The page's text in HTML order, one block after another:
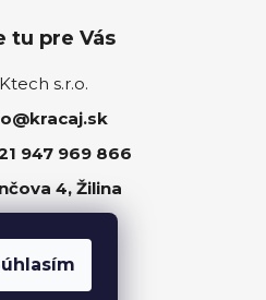
tu pre Vás
s.r.o.
947 969 866
4, Žilina